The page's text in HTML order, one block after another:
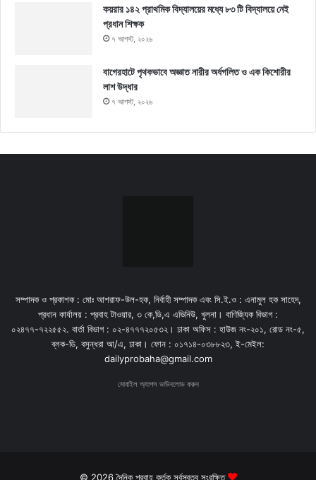
কয়রার ১৪২ প্রাথমিক বিদ্যালয়ের মধ্যে ৮৩ টি বিদ্যালয়ে নেই
প্রধান শিক্ষক
৭ আগস্ট, ২০২৬
বাগেরহাটে পৃথকভাবে অজ্ঞাত নারীর অর্ধগলিত ও এক কিশোরীর
লাশ উদ্ধার
৭ আগস্ট, ২০২৬
সম্পাদক ও প্রকাশক : মোঃ আশরাফ-উল-হক, নির্বাহী সম্পাদক এবং সি.ই.ও : এনামুল হক সাহেদ,
প্রধান কার্যালয় : প্রবাহ টাওয়ার, ৩ কে,ডি,এ এভিনিউ, খুলনা। বাণিজ্যিক বিভাগ :
০২৪৭৭-৭২২৫৫২. বার্তা বিভাগ : ০২-৪৭৭৭২০৫৩২। ঢাকা অফিস : হাউজ নং-২০১, রোড নং-৫,
ব্লক-ডি, বসুন্ধরা আ/এ, ঢাকা। ফোন : ০১৭১৪-০৩৮৮২৩, ই-মেইল:
dailyprobaha@gmail.com
মোবাইল অ্যাপস ডাউনলোড করুন
© 2026 দৈনিক প্রবাহ কর্তৃক সর্বস্বত্ব সংরক্ষিত